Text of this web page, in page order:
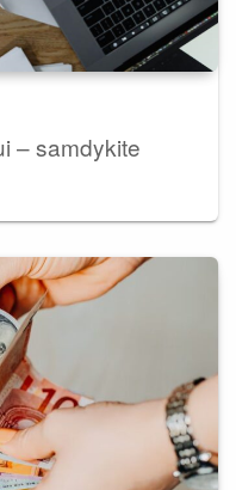
– samdykite